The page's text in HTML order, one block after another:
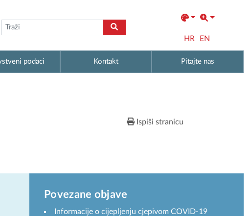
HR EN
podaci Kontakt Pitajte nas
Ispiši stranicu
Povezane objave
Informacije o cijepljenju cjepivom COVID-19